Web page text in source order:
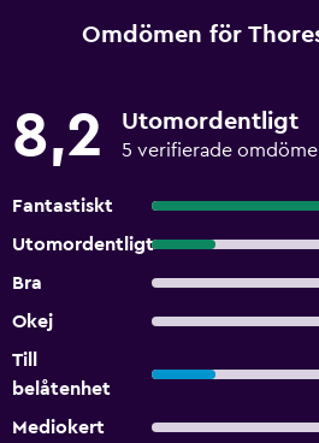
Omdömen för
8,2 Utomordentligt
5 verifierade
Fantastiskt
Utomordentligt
Bra
Okej
Till
belåtenhet
Mediokert